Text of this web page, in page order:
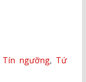
Tín ngưỡng, Tứ